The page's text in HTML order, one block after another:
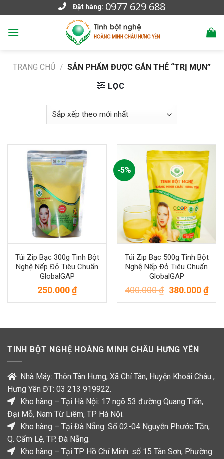
to
content
Đặt hàng: 0977 629 688
TRANG CHỦ / SẢN PHẨM ĐƯỢC GẮN THẺ “TRỊ MỤN”
LỌC
Túi Zip Bạc 300g Tinh Bột
Nghệ Nếp Đỏ Tiêu Chuẩn
GlobalGAP
250.000₫
-5%
Túi Zip Bạc 500g Tinh Bột
Nghệ Nếp Đỏ Tiêu Chuẩn
GlobalGAP
400.000₫ Giá gốc là:
380.000₫Giá
TINH BỘT NGHỆ HOÀNG MINH CHÂU HƯNG YÊN
Nhà Máy: Thôn Tân Hưng, Xã Chí Tân, Huyện Khoái Châu ,
Hưng Yên ĐT: 03 213 919922.
Kho hàng – Tại Hà Nội: 17 ngõ 53 đường Quang Tiến,
Đại Mỗ, Nam Từ Liêm, TP Hà Nội.
Kho hàng – Tại Đà Nẵng: Số 02-04 Nguyễn Phước Tần,
Q. Cẩm Lệ, TP. Đà Nẵng.
Kho hàng – Tại TP Hồ Chí Minh: số 15 Tân Sơn, Phường